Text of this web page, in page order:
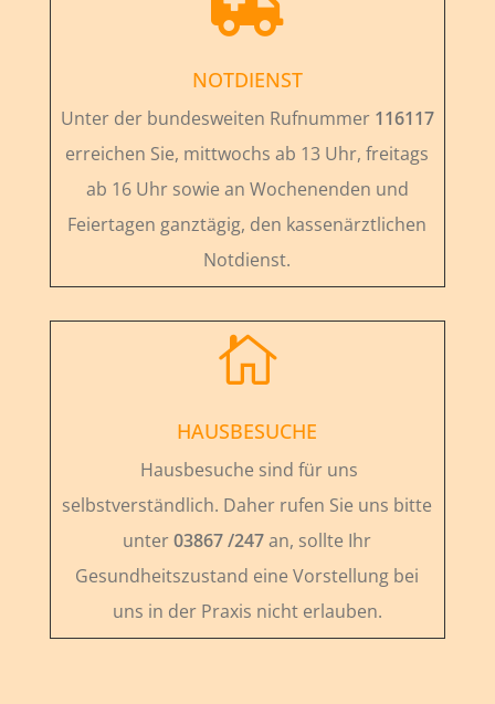
NOTDIENST
Unter der bundesweiten Rufnummer 116117
erreichen Sie, mittwochs ab 13 Uhr, freitags
ab 16 Uhr sowie an Wochenenden und
Feiertagen ganztägig, den kassenärztlichen
Notdienst.

HAUSBESUCHE
Hausbesuche sind für uns
selbstverständlich. Daher rufen Sie uns bitte
unter03867 /247an, sollte Ihr
Gesundheitszustand eine Vorstellung bei
uns in der Praxis nicht erlauben.